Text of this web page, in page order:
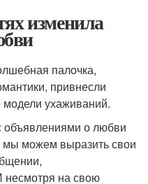
изменила
палочка,
привнесли
ухаживаний.
объявлениями о любви
мы можем выразить свои
несмотря на свою